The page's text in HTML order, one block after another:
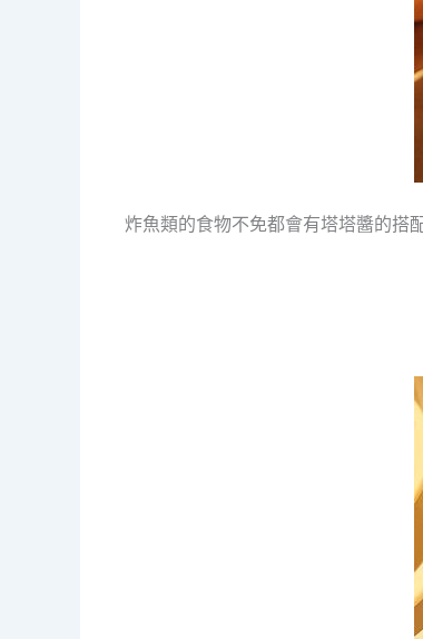
炸魚類的食物不免都會有塔塔醬的搭